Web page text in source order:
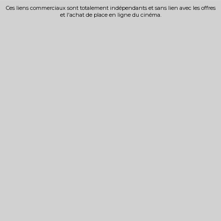
Ces liens commerciaux sont totalement indépendants et sans lien avec les offres
et l'achat de place en ligne du cinéma.